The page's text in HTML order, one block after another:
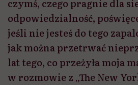
czymś, czego pragnie dla
odpowiedzialność,
jeśli nie jesteś do tego
jak można przetrwać
lat tego, co przeżyła moja
w rozmowie z „The New